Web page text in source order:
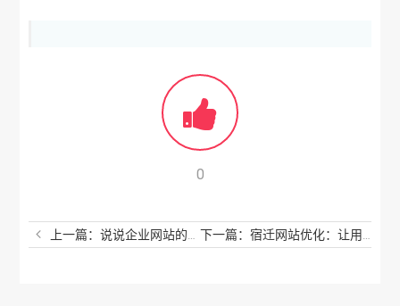
0
上一篇：说说企业网站的建设以及重要性！